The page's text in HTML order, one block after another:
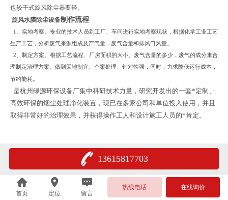
也较干式旋风除尘器要轻。
旋风水膜除尘设备制作流程
1
、实地考察。专业的技术人员到工厂、车间进行实地考察现状，根据化学工业工艺
生产工艺，分析废气来源组成及产气量，废气含量和排风口风量。
2 、制定方案。根据工艺流程、厂房面积的大小、废气含量的多少，废气的成分来合
理制定治理方案。做到因地制宜、个案处理、针对性强，同时，力求降低运行成本，
节约能耗 。
是杭州绿源环保设备厂集中科研技术力量，研究开发出的一套*定制、
高效环保的烟尘处理净化装置，现已在多家公司和单位投入使用，并且
取得非常好的治理效果，并获得操作工人和设计施工人员的*肯定。
13615817703
首页 定位 留言
热线电话 在线询价